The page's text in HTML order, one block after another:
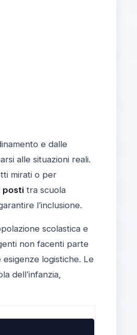
e dalle
alle situazioni reali.
mirati o per
postitra scuola
l’inclusione.
scolastica e
non facenti parte
logistiche. Le
dell’infanzia,